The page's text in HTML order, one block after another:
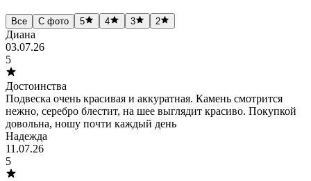
Все С фото 5 4 3 2
Диана
03.07.26
5
Достоинства
Подвеска очень красивая и аккуратная. Камень смотрится
нежно, серебро блестит, на шее выглядит красиво. Покупкой
довольна, ношу почти каждый день
Надежда
11.07.26
5